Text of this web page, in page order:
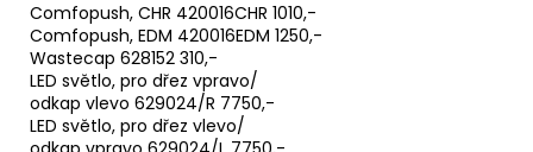
Comfopush, CHR 420016CHR 1010,-
Comfopush, EDM 420016EDM 1250,-
Wastecap 628152 310,-
LED světlo, pro dřez vpravo/
odkap vlevo 629024/R 7750,-
LED světlo, pro dřez vlevo/